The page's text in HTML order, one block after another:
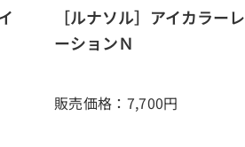
［ルナソル］アイカラーレ
ーションＮ
販売価格：7,700円